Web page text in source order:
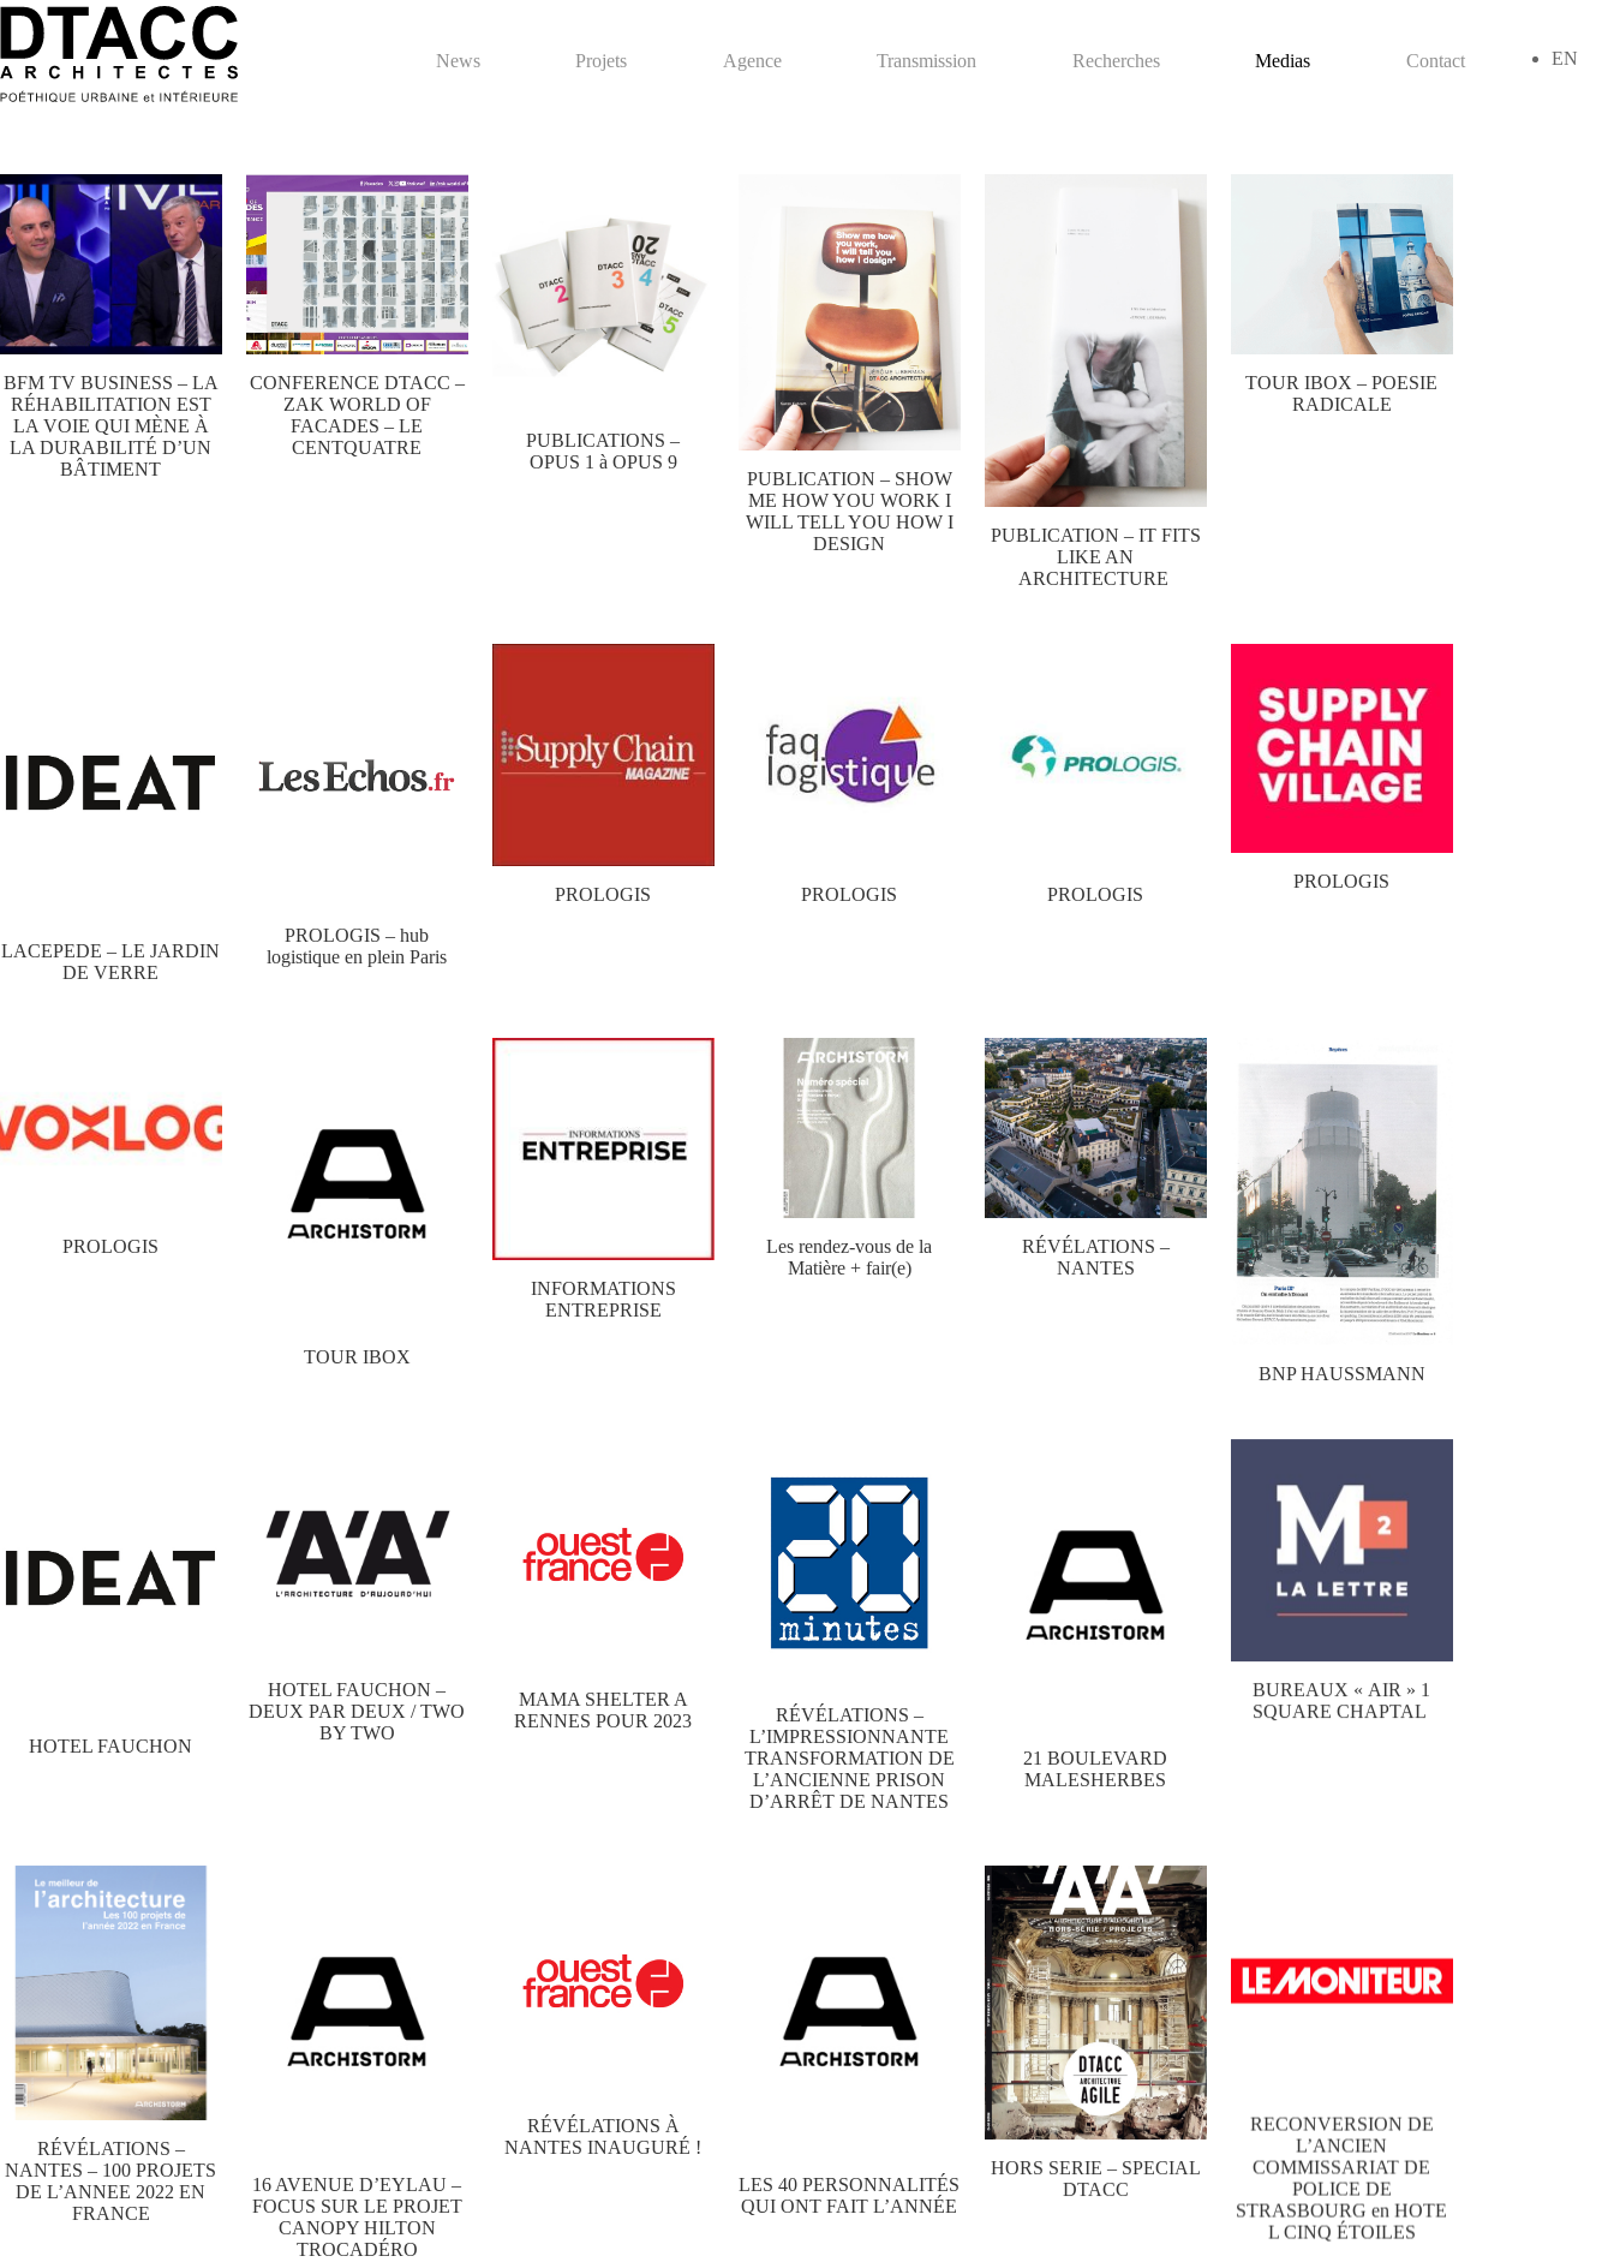
Passer
contenu
News Projets Agence Transmission Recherches Medias Contact EN
BFM TV BUSINESS – LA
RÉHABILITATION EST
LA VOIE QUI MÈNE À
LA DURABILITÉ D’UN
BÂTIMENT
CONFERENCE DTACC –
ZAK WORLD OF
FACADES – LE
CENTQUATRE
PUBLICATIONS –
OPUS 1 à OPUS 9
PUBLICATION – SHOW
ME HOW YOU WORK I
WILL TELL YOU HOW I
DESIGN
PUBLICATION – IT FITS
LIKE AN
ARCHITECTURE
TOUR IBOX – POESIE
RADICALE
LACEPEDE – LE JARDIN
DE VERRE
PROLOGIS – hub
logistique en plein Paris
PROLOGIS PROLOGIS PROLOGIS
PROLOGIS
PROLOGIS
TOUR IBOX
INFORMATIONS
ENTREPRISE
Les rendez-vous de la
Matière + fair(e)
RÉVÉLATIONS –
NANTES
BNP HAUSSMANN
HOTEL FAUCHON
HOTEL FAUCHON –
DEUX PAR DEUX / TWO
BY TWO
MAMA SHELTER A
RENNES POUR 2023
RÉVÉLATIONS –
L’IMPRESSIONNANTE
TRANSFORMATION DE
L’ANCIENNE PRISON
D’ARRÊT DE NANTES
21 BOULEVARD
MALESHERBES
BUREAUX « AIR » 1
SQUARE CHAPTAL
RÉVÉLATIONS –
NANTES – 100 PROJETS
DE L’ANNEE 2022 EN
FRANCE
16 AVENUE D’EYLAU –
FOCUS SUR LE PROJET
CANOPY HILTON
TROCADÉRO
RÉVÉLATIONS À
NANTES INAUGURÉ !
LES 40 PERSONNALITÉS
QUI ONT FAIT L’ANNÉE
HORS SERIE – SPECIAL
DTACC
RECONVERSION DE
L’ANCIEN
COMMISSARIAT DE
POLICE DE
STRASBOURG en HOTE
L CINQ ÉTOILES